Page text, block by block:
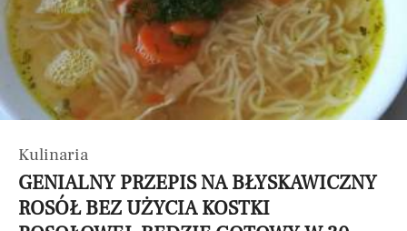
Kulinaria
GENIALNY PRZEPIS NA BŁYSKAWICZNY
ROSÓŁ BEZ UŻYCIA KOSTKI